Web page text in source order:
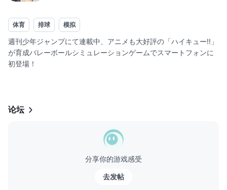
体育 排球 模拟
週刊少年ジャンプにて連載中、アニメも大好評の「ハイキュー!!」
が育成バレーボールシミュレーションゲームでスマートフォンに
初登場！
Live2Dでキャラクターをリアルに再現！笑ったり、怒ったり様々
な表情が楽しめる！一部はボイス付きで動くぞ！
◎好きな選手を育てよう◎
各キャラクターの名場面が記録さ...
论坛
分享你的游戏感受
去发帖